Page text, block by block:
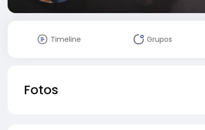
Timeline Grupos
Fotos